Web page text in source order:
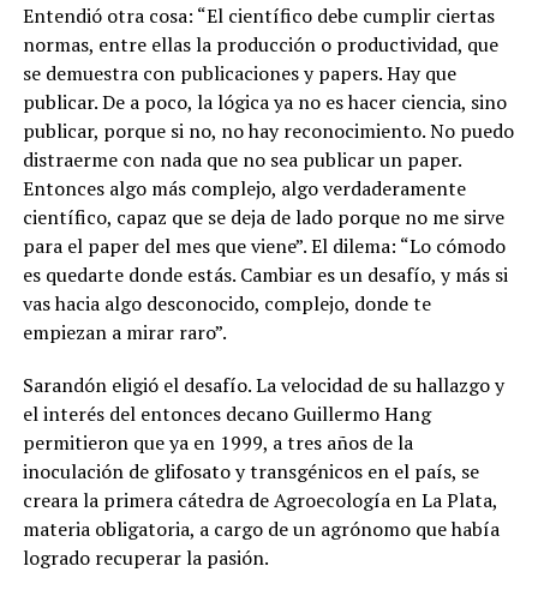
Entendió otra cosa: “El científico debe cumplir ciertas
normas, entre ellas la producción o productividad, que
se demuestra con publicaciones y papers. Hay que
publicar. De a poco, la lógica ya no es hacer ciencia, sino
publicar, porque si no, no hay reconocimiento. No puedo
distraerme con nada que no sea publicar un paper.
Entonces algo más complejo, algo verdaderamente
científico, capaz que se deja de lado porque no me sirve
para el paper del mes que viene”. El dilema: “Lo cómodo
es quedarte donde estás. Cambiar es un desafío, y más si
vas hacia algo desconocido, complejo, donde te
empiezan a mirar raro”.
Sarandón eligió el desafío. La velocidad de su hallazgo y
el interés del entonces decano Guillermo Hang
permitieron que ya en 1999, a tres años de la
inoculación de glifosato y transgénicos en el país, se
creara la primera cátedra de Agroecología en La Plata,
materia obligatoria, a cargo de un agrónomo que había
logrado recuperar la pasión.